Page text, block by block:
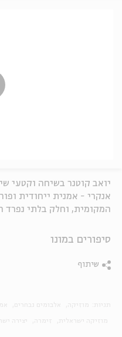
יואב קוטנר בשיחה וקטעי
אנקרי - אמנית ייחודית
המקומית, וחלק בלתי נפרד
סיפורים במונו
שיתוף